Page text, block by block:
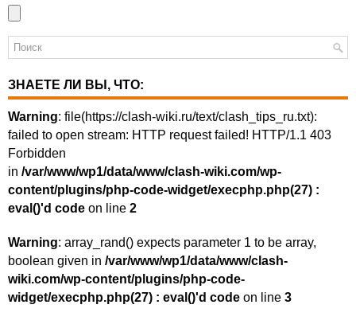
ЗНАЕТЕ ЛИ ВЫ, ЧТО:
Warning: file(https://clash-wiki.ru/text/clash_tips_ru.txt):
failed to open stream: HTTP request failed! HTTP/1.1 403
Forbidden
in /var/www/wp1/data/www/clash-wiki.com/wp-
content/plugins/php-code-widget/execphp.php(27) :
eval()'d code on line 2
Warning: array_rand() expects parameter 1 to be array,
boolean given in /var/www/wp1/data/www/clash-
wiki.com/wp-content/plugins/php-code-
widget/execphp.php(27) : eval()'d code on line 3